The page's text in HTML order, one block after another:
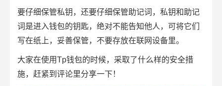
要仔细保管私钥，还要仔细保管助记词，私钥和助记
词是进入钱包的钥匙，绝对不能告知他人，可将它们
写在纸上，妥善保管，不要存放在联网设备里。
大家在使用Tp钱包的时候，采取了什么样的安全措
施，赶紧到评论里分享一下！